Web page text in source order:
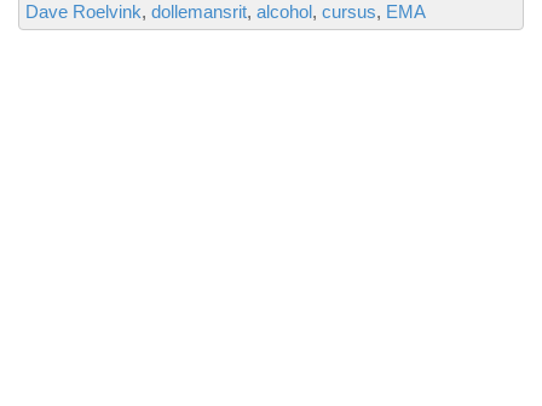
Dave Roelvink dollemansrit alcohol cursus EMA